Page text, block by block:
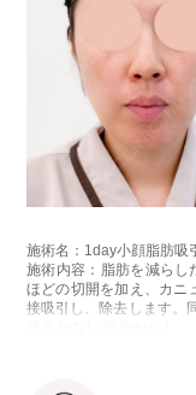
施術名：1day小顔脂肪吸引
施術内容：脂肪を減らし
ほどの切開を加え、カニ
接吸引し、除去します。
目立たない部分から皮